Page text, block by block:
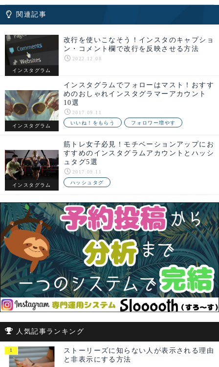
関連記事
インスタグラム
改行を使いこなそう！インスタのキャプショ
ン・コメント欄で改行を反映させる方法
2022.12.08
インスタグラム
インスタグラムでフォローはマスト！おすす
めのおしゃれインスタグラマーアカウント
10選
2017.09.11
いいね！をもらう
フォロワー増やす
インスタグラム
筋トレ女子必見！モチベーションアップにお
すすめのインスタグラムアカウントとハッシ
ュタグ5選
2017.09.11
ハッシュタグ
人気記事ランキング
ストーリーズに知らない人が表示される理由
と非表示にする方法